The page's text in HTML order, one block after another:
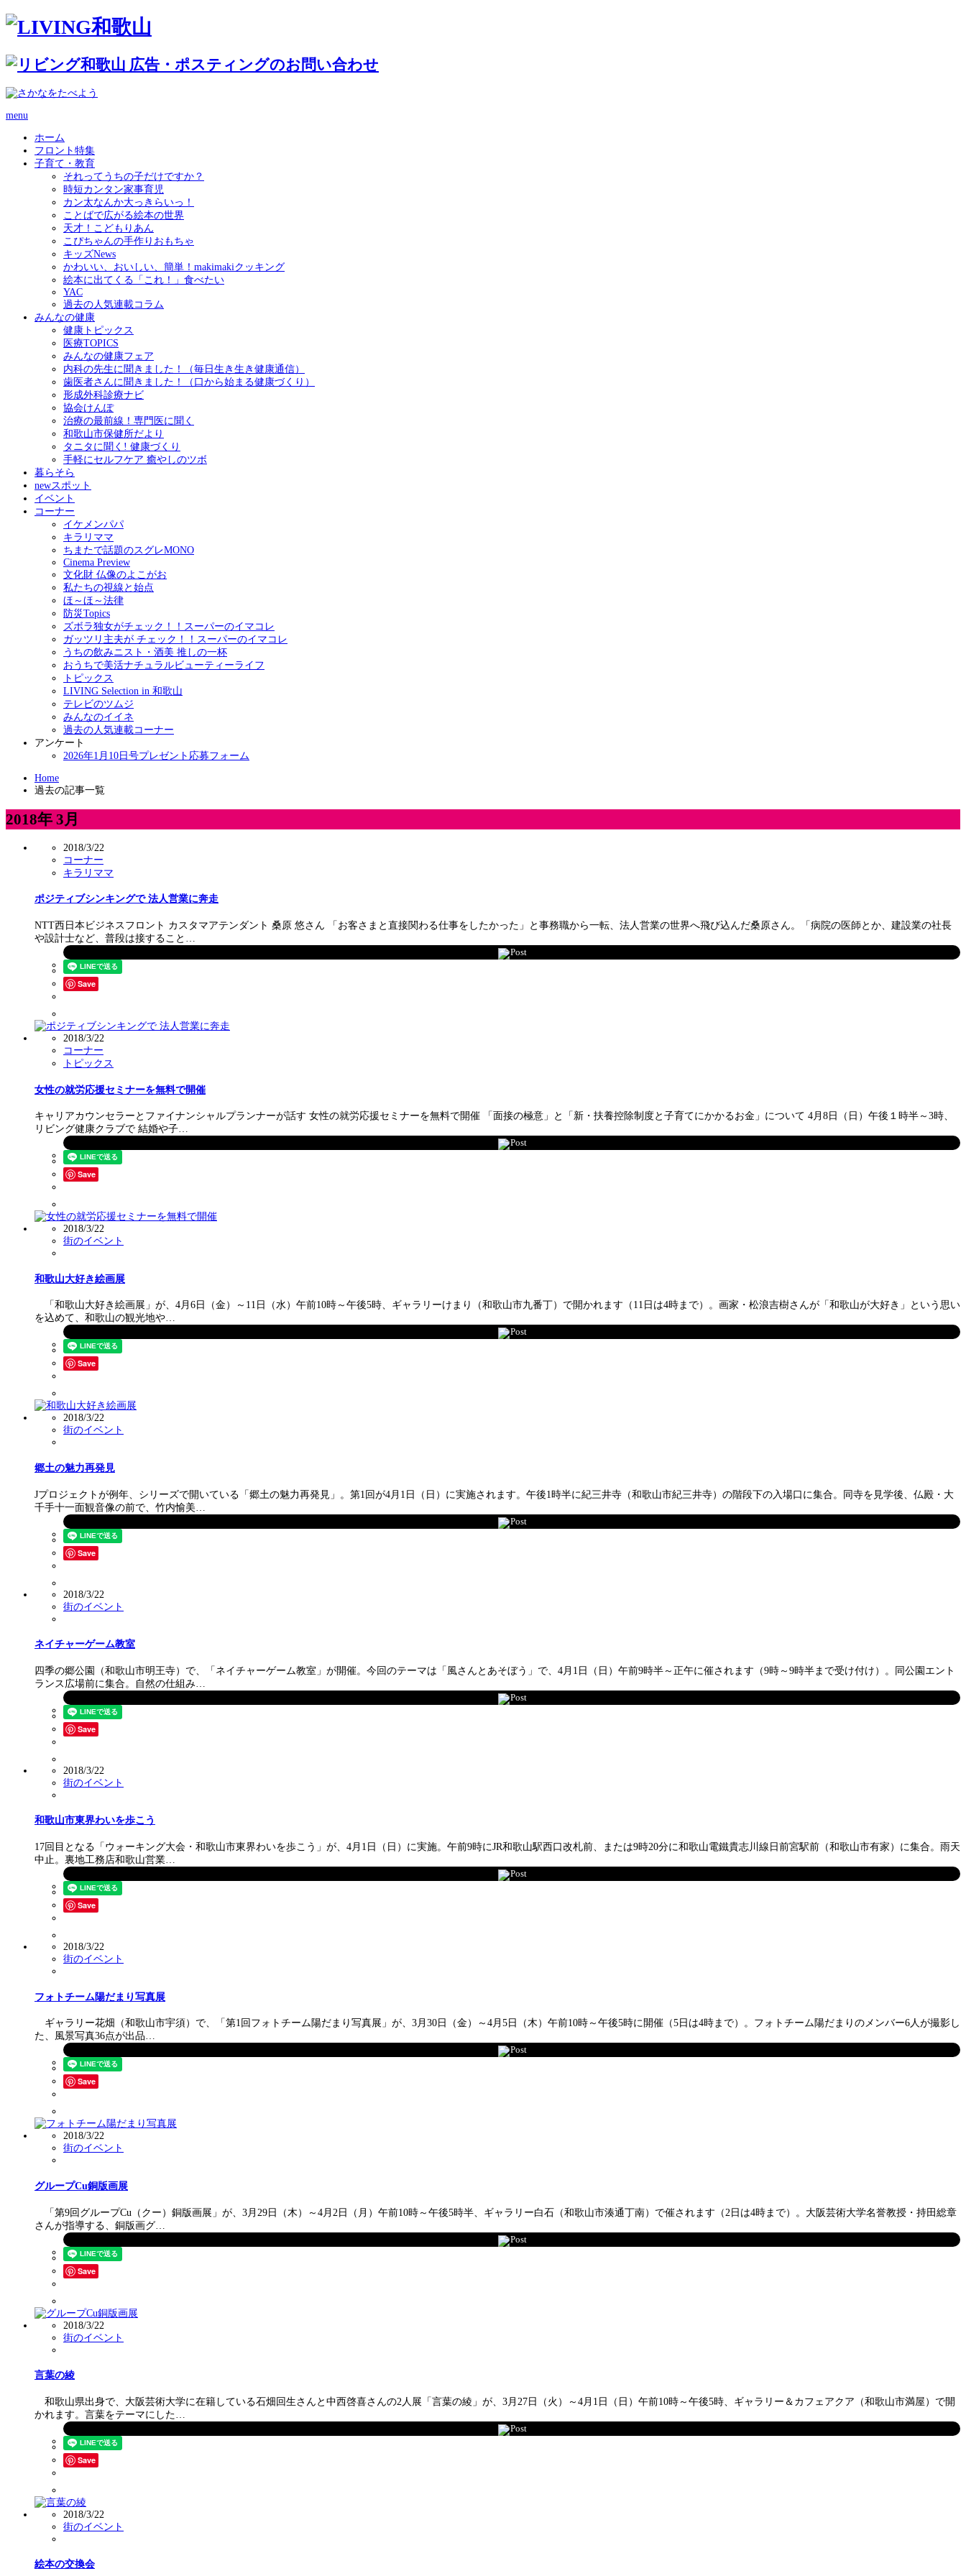
menu
ホーム
フロント特集
子育て・教育
それってうちの子だけですか？
時短カンタン家事育児
カン太なんか大っきらいっ！
ことばで広がる絵本の世界
天才！こどもりあん
こぴちゃんの手作りおもちゃ
キッズNews
かわいい、おいしい、簡単！makimakiクッキング
絵本に出てくる「これ！」食べたい
YAC
過去の人気連載コラム
みんなの健康
健康トピックス
医療TOPICS
みんなの健康フェア
内科の先生に聞きました！（毎日生き生き健康通信）
歯医者さんに聞きました！（口から始まる健康づくり）
形成外科診療ナビ
協会けんぽ
治療の最前線！専門医に聞く
和歌山市保健所だより
タニタに聞く! 健康づくり
手軽にセルフケア 癒やしのツボ
暮らそら
newスポット
イベント
コーナー
イケメンパパ
キラリママ
ちまたで話題のスグレMONO
Cinema Preview
文化財 仏像のよこがお
私たちの視線と始点
ほ～ほ～法律
防災Topics
ズボラ独女がチェック！！スーパーのイマコレ
ガッツリ主夫が チェック！！スーパーのイマコレ
うちの飲みニスト・酒美 推しの一杯
おうちで美活ナチュラルビューティーライフ
トピックス
LIVING Selection in 和歌山
テレビのツムジ
みんなのイイネ
過去の人気連載コーナー
アンケート
2026年1月10日号プレゼント応募フォーム
Home
過去の記事一覧
2018年 3月
2018/3/22
コーナー
キラリママ
ポジティブシンキングで 法人営業に奔走
NTT西日本ビジネスフロント カスタマアテンダント 桑原 悠さん 「お客さまと直接関わる仕事をしたかった」と事務職から一転、法人営業の世界へ飛び込んだ桑原さん。「病院の医師とか、建設業の社長
や設計士など、普段は接すること…
Post
Save
2018/3/22
コーナー
トピックス
女性の就労応援セミナーを無料で開催
キャリアカウンセラーとファイナンシャルプランナーが話す 女性の就労応援セミナーを無料で開催 「面接の極意」と「新・扶養控除制度と子育てにかかるお金」について 4月8日（日）午後１時半～3時、
リビング健康クラブで 結婚や子…
Post
Save
2018/3/22
街のイベント
和歌山大好き絵画展
「和歌山大好き絵画展」が、4月6日（金）～11日（水）午前10時～午後5時、ギャラリーけまり（和歌山市九番丁）で開かれます（11日は4時まで）。画家・松浪吉樹さんが「和歌山が大好き」という思い
を込めて、和歌山の観光地や…
Post
Save
2018/3/22
街のイベント
郷土の魅力再発見
Jプロジェクトが例年、シリーズで開いている「郷土の魅力再発見」。第1回が4月1日（日）に実施されます。午後1時半に紀三井寺（和歌山市紀三井寺）の階段下の入場口に集合。同寺を見学後、仏殿・大
千手十一面観音像の前で、竹内愉美…
Post
Save
2018/3/22
街のイベント
ネイチャーゲーム教室
四季の郷公園（和歌山市明王寺）で、「ネイチャーゲーム教室」が開催。今回のテーマは「風さんとあそぼう」で、4月1日（日）午前9時半～正午に催されます（9時～9時半まで受け付け）。同公園エント
ランス広場前に集合。自然の仕組み…
Post
Save
2018/3/22
街のイベント
和歌山市東界わいを歩こう
17回目となる「ウォーキング大会・和歌山市東界わいを歩こう」が、4月1日（日）に実施。午前9時にJR和歌山駅西口改札前、または9時20分に和歌山電鐵貴志川線日前宮駅前（和歌山市有家）に集合。雨天
中止。裏地工務店和歌山営業…
Post
Save
2018/3/22
街のイベント
フォトチーム陽だまり写真展
ギャラリー花畑（和歌山市宇須）で、「第1回フォトチーム陽だまり写真展」が、3月30日（金）～4月5日（木）午前10時～午後5時に開催（5日は4時まで）。フォトチーム陽だまりのメンバー6人が撮影し
た、風景写真36点が出品…
Post
Save
2018/3/22
街のイベント
グループCu銅版画展
「第9回グループCu（クー）銅版画展」が、3月29日（木）～4月2日（月）午前10時～午後5時半、ギャラリー白石（和歌山市湊通丁南）で催されます（2日は4時まで）。大阪芸術大学名誉教授・持田総章
さんが指導する、銅版画グ…
Post
Save
2018/3/22
街のイベント
言葉の綾
和歌山県出身で、大阪芸術大学に在籍している石畑回生さんと中西啓喜さんの2人展「言葉の綾」が、3月27日（火）～4月1日（日）午前10時～午後5時、ギャラリー＆カフェアクア（和歌山市満屋）で開
かれます。言葉をテーマにした…
Post
Save
2018/3/22
街のイベント
絵本の交換会